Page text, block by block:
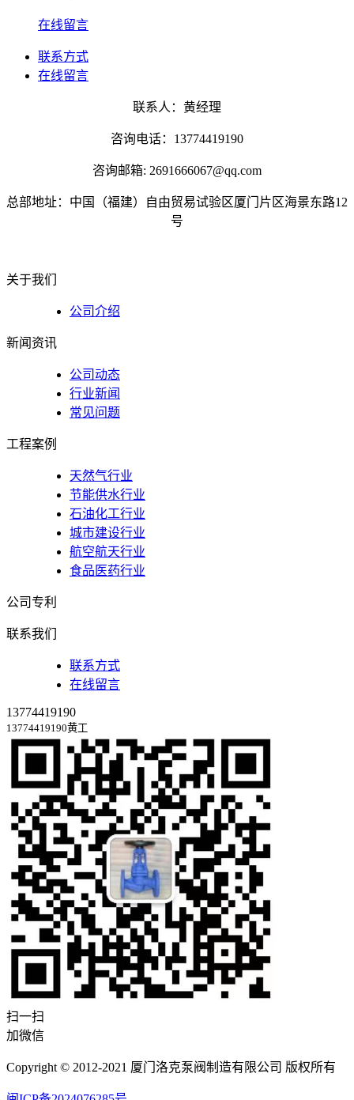
在线留言
联系方式
在线留言
联系人：黄经理
咨询电话：13774419190
咨询邮箱: 2691666067@qq.com
总部地址：中国（福建）自由贸易试验区厦门片区海景东路12
号
关于我们
公司介绍
新闻资讯
公司动态
行业新闻
常见问题
工程案例
天然气行业
节能供水行业
石油化工行业
城市建设行业
航空航天行业
食品医药行业
公司专利
联系我们
联系方式
在线留言
13774419190
13774419190黄工
扫一扫
加微信
Copyright © 2012-2021 厦门洛克泵阀制造有限公司 版权所有